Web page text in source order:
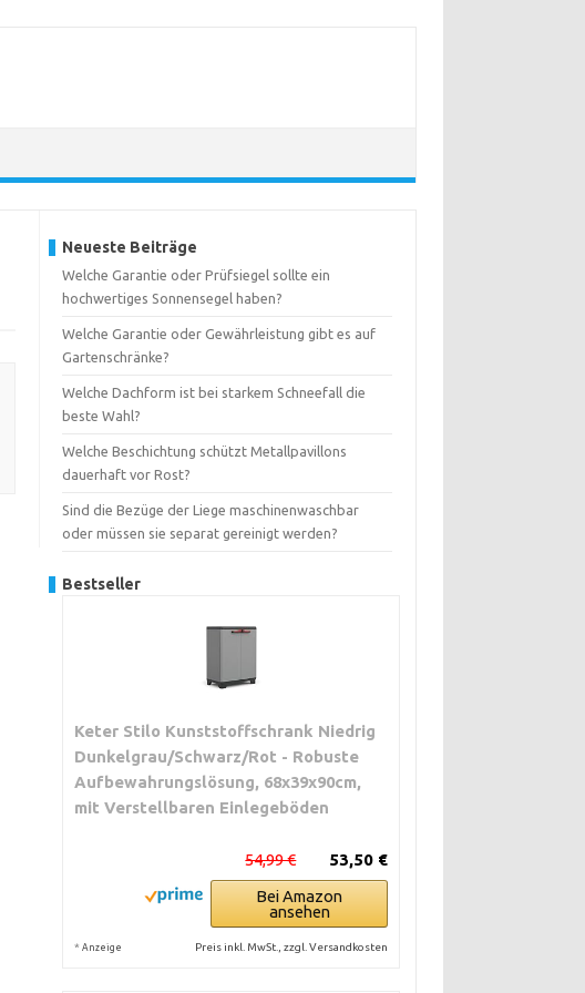
Neueste Beiträge
Welche Garantie oder Prüfsiegel sollte ein
hochwertiges Sonnensegel haben?
Welche Garantie oder Gewährleistung gibt es auf
Gartenschränke?
Welche Dachform ist bei starkem Schneefall die
beste Wahl?
Welche Beschichtung schützt Metallpavillons
dauerhaft vor Rost?
Sind die Bezüge der Liege maschinenwaschbar
oder müssen sie separat gereinigt werden?
Bestseller
Keter Stilo Kunststoffschrank Niedrig
Dunkelgrau/Schwarz/Rot - Robuste
Aufbewahrungslösung, 68x39x90cm,
mit Verstellbaren Einlegeböden
53,50 €
54,99 €
Bei Amazon
ansehen
* Anzeige Preis inkl. MwSt., zzgl. Versandkosten